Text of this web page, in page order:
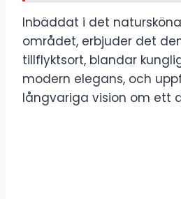
Inbäddat i det
området, erbjuder det
tillflyktsort, blandar
modern elegans, och
långvariga vision om ett